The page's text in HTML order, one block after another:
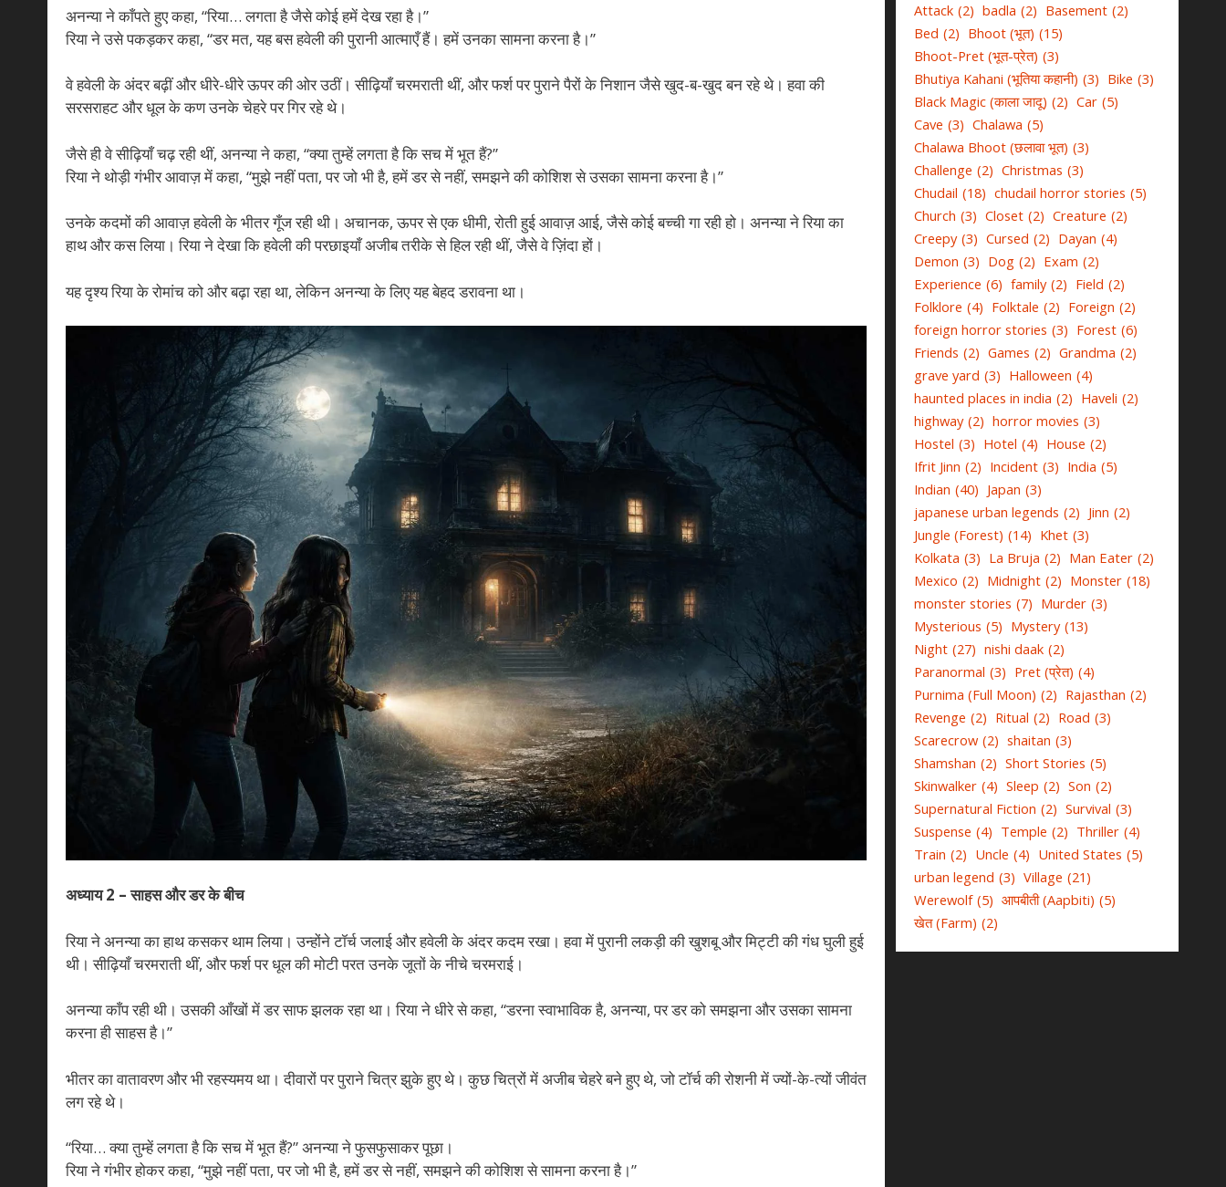
अनन्या ने काँपते हुए कहा, “रिया… लगता है जैसे कोई हमें देख रहा है।”
रिया ने उसे पकड़कर कहा, “डर मत, यह बस हवेली की पुरानी आत्माएँ हैं। हमें उनका सामना करना है।”
वे हवेली के अंदर बढ़ीं और धीरे-धीरे ऊपर की ओर उठीं। सीढ़ियाँ चरमराती थीं, और फर्श पर पुराने पैरों के निशान जैसे खुद-ब-खुद बन रहे थे। हवा की
सरसराहट और धूल के कण उनके चेहरे पर गिर रहे थे।
जैसे ही वे सीढ़ियाँ चढ़ रही थीं, अनन्या ने कहा, “क्या तुम्हें लगता है कि सच में भूत हैं?”
रिया ने थोड़ी गंभीर आवाज़ में कहा, “मुझे नहीं पता, पर जो भी है, हमें डर से नहीं, समझने की कोशिश से उसका सामना करना है।”
उनके कदमों की आवाज़ हवेली के भीतर गूँज रही थी। अचानक, ऊपर से एक धीमी, रोती हुई आवाज़ आई, जैसे कोई बच्ची गा रही हो। अनन्या ने रिया का
हाथ और कस लिया। रिया ने देखा कि हवेली की परछाइयाँ अजीब तरीके से हिल रही थीं, जैसे वे ज़िंदा हों।
यह दृश्य रिया के रोमांच को और बढ़ा रहा था, लेकिन अनन्या के लिए यह बेहद डरावना था।
अध्याय 2 – साहस और डर के बीच
रिया ने अनन्या का हाथ कसकर थाम लिया। उन्होंने टॉर्च जलाई और हवेली के अंदर कदम रखा। हवा में पुरानी लकड़ी की खुशबू और मिट्टी की गंध घुली हुई
थी। सीढ़ियाँ चरमराती थीं, और फर्श पर धूल की मोटी परत उनके जूतों के नीचे चरमराई।
अनन्या काँप रही थी। उसकी आँखों में डर साफ झलक रहा था। रिया ने धीरे से कहा, “डरना स्वाभाविक है, अनन्या, पर डर को समझना और उसका सामना
करना ही साहस है।”
भीतर का वातावरण और भी रहस्यमय था। दीवारों पर पुराने चित्र झुके हुए थे। कुछ चित्रों में अजीब चेहरे बने हुए थे, जो टॉर्च की रोशनी में ज्यों-के-त्यों जीवंत
लग रहे थे।
“रिया… क्या तुम्हें लगता है कि सच में भूत हैं?” अनन्या ने फुसफुसाकर पूछा।
रिया ने गंभीर होकर कहा, “मुझे नहीं पता, पर जो भी है, हमें डर से नहीं, समझने की कोशिश से सामना करना है।”
Attack (2) badla (2) Basement (2)
Bed (2) Bhoot (भूत) (15)
Bhoot-Pret (भूत-प्रेत) (3)
Bhutiya Kahani (भूतिया कहानी) (3) Bike (3)
Black Magic (काला जादू) (2) Car (5)
Cave (3) Chalawa (5)
Chalawa Bhoot (छलावा भूत) (3)
Challenge (2) Christmas (3)
Chudail (18) chudail horror stories (5)
Church (3) Closet (2) Creature (2)
Creepy (3) Cursed (2) Dayan (4)
Demon (3) Dog (2) Exam (2)
Experience (6) family (2) Field (2)
Folklore (4) Folktale (2) Foreign (2)
foreign horror stories (3) Forest (6)
Friends (2) Games (2) Grandma (2)
grave yard (3) Halloween (4)
haunted places in india (2) Haveli (2)
highway (2) horror movies (3)
Hostel (3) Hotel (4) House (2)
Ifrit Jinn (2) Incident (3) India (5)
Indian (40) Japan (3)
japanese urban legends (2) Jinn (2)
Jungle (Forest) (14) Khet (3)
Kolkata (3) La Bruja (2) Man Eater (2)
Mexico (2) Midnight (2) Monster (18)
monster stories (7) Murder (3)
Mysterious (5) Mystery (13)
Night (27) nishi daak (2)
Paranormal (3) Pret (प्रेत) (4)
Purnima (Full Moon) (2) Rajasthan (2)
Revenge (2) Ritual (2) Road (3)
Scarecrow (2) shaitan (3)
Shamshan (2) Short Stories (5)
Skinwalker (4) Sleep (2) Son (2)
Supernatural Fiction (2) Survival (3)
Suspense (4) Temple (2) Thriller (4)
Train (2) Uncle (4) United States (5)
urban legend (3) Village (21)
Werewolf (5) आपबीती (Aapbiti) (5)
खेत (Farm) (2)